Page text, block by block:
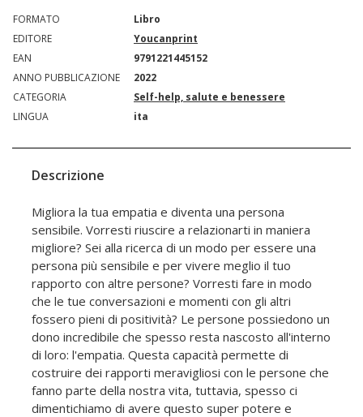
FORMATO
Libro
EDITORE
Youcanprint
EAN
9791221445152
ANNO PUBBLICAZIONE
2022
CATEGORIA
Self-help, salute e benessere
LINGUA
ita
Descrizione
Migliora la tua empatia e diventa una persona
sensibile. Vorresti riuscire a relazionarti in maniera
migliore? Sei alla ricerca di un modo per essere una
persona più sensibile e per vivere meglio il tuo
rapporto con altre persone? Vorresti fare in modo
che le tue conversazioni e momenti con gli altri
fossero pieni di positività? Le persone possiedono un
dono incredibile che spesso resta nascosto all'interno
di loro: l'empatia. Questa capacità permette di
costruire dei rapporti meravigliosi con le persone che
fanno parte della nostra vita, tuttavia, spesso ci
dimentichiamo di avere questo super potere e